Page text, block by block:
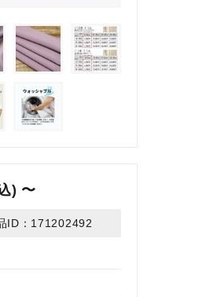
) 〜
ID：171202492